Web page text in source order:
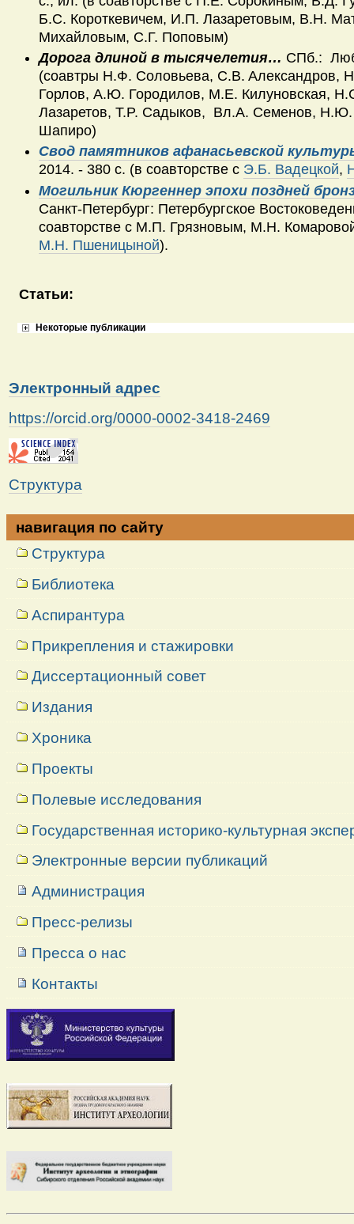
Б.С. Короткевичем, И.П. Лазаретовым, В.Н.
Михайловым, С.Г. Поповым)
Дорога длиной в тысячелетия… СПб.:
(соавтры H.Ф. Coловьева, C.B. Aлександров,
Горлов, A.Ю. Городилов, M.E. Килуновская,
Лазаретов, T.P. Садыков, Bл.A. Семенов,
Шапиро)
Свод памятников афанасьевской
2014. - 380 с. (в соавторстве с Э.Б. Вадецкой,
Могильник Кюргеннер эпохи поздней
Санкт-Петербург: Петербургское
соавторстве с М.П. Грязновым, М.Н.
М.Н. Пшеницыной).
Статьи:
Некоторые публикации
Электронный адрес
https://orcid.org/0000-0002-3418-2469
Структура
навигация по сайту
Структура
Библиотека
Аспирантура
Прикрепления и стажировки
Диссертационный совет
Издания
Хроника
Проекты
Полевые исследования
Государственная историко-культурная
Электронные версии публикаций
Администрация
Пресс-релизы
Пресса о нас
Контакты